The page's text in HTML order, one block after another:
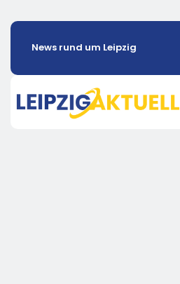
News rund um Leipzig